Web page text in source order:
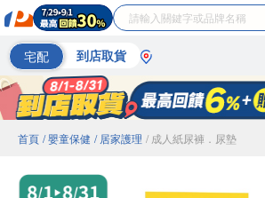
宅配 到店取貨
首頁 / 嬰童保健 / 居家護理 / 成人紙尿褲．尿墊